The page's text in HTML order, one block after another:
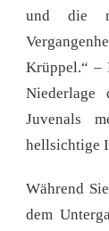
und die
Krüppel.“ –
Niederlage
Juvenals
hellsichtige
Während
dem